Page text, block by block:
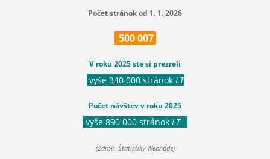
Počet stránok od 1. 1. 2026
500007
V roku 2025 ste si prezreli
vyše 340 000 stránok LT
Počet návštev v roku 2025
vyše 890 000 stránok LT
(Zdroj: Štatistiky Webnode)